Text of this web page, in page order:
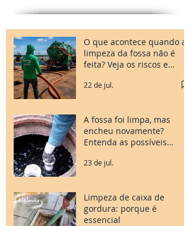
O que acontece quando a
limpeza da fossa não é
feita? Veja os riscos e
22 de jul.
A fossa foi limpa, mas
encheu novamente?
Entenda as possíveis
23 de jul.
Limpeza de caixa de
gordura: porque é
essencial